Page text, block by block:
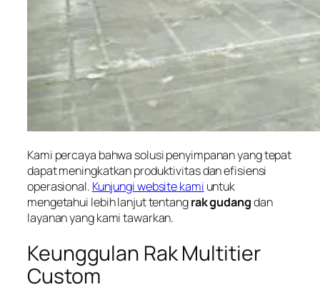
Kami percaya bahwa solusi penyimpanan yang tepat
dapat meningkatkan produktivitas dan efisiensi
operasional. Kunjungi website kami untuk
mengetahui lebih lanjut tentangrak gudangdan
layanan yang kami tawarkan.
Keunggulan Rak Multitier
Custom